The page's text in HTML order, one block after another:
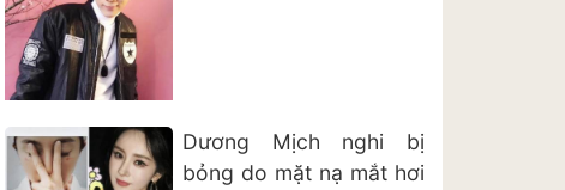
Dương Mịch nghi bị
bỏng do mặt nạ mắt hơi